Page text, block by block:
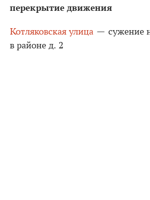
перекрытие движения
Котляковская улица — сужение
в районе д. 2